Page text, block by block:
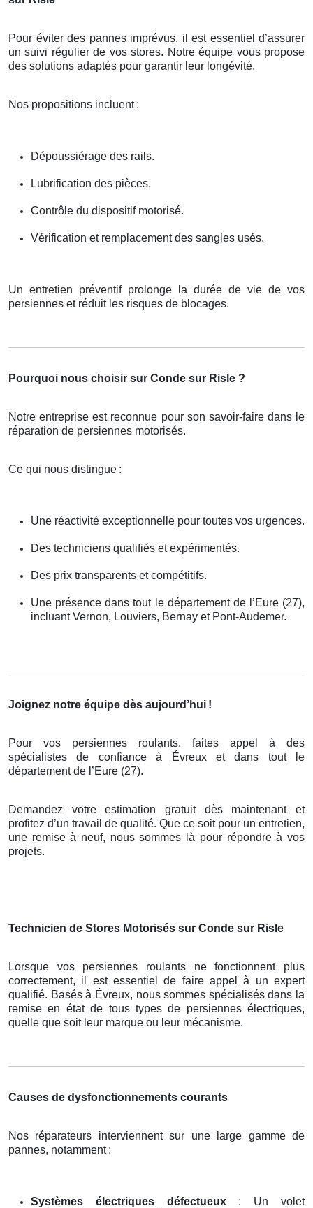
Pour éviter des pannes imprévus, il est essentiel d’assurer
un suivi régulier de vos stores. Notre équipe vous propose
des solutions adaptés pour garantir leur longévité.
Nos propositions incluent :
Dépoussiérage des rails.
Lubrification des pièces.
Contrôle du dispositif motorisé.
Vérification et remplacement des sangles usés.
Un entretien préventif prolonge la durée de vie de vos
persiennes et réduit les risques de blocages.
Pourquoi nous choisir sur Conde sur Risle ?
Notre entreprise est reconnue pour son savoir-faire dans le
réparation de persiennes motorisés.
Ce qui nous distingue :
Une réactivité exceptionnelle pour toutes vos urgences.
Des techniciens qualifiés et expérimentés.
Des prix transparents et compétitifs.
Une présence dans tout le département de l’Eure (27),
incluant Vernon, Louviers, Bernay et Pont-Audemer.
Joignez notre équipe dès aujourd’hui !
Pour vos persiennes roulants, faites appel à des
spécialistes de confiance à Évreux et dans tout le
département de l’Eure (27).
Demandez votre estimation gratuit dès maintenant et
profitez d’un travail de qualité. Que ce soit pour un entretien,
une remise à neuf, nous sommes là pour répondre à vos
projets.
Technicien de Stores Motorisés sur Conde sur Risle
Lorsque vos persiennes roulants ne fonctionnent plus
correctement, il est essentiel de faire appel à un expert
qualifié. Basés à Évreux, nous sommes spécialisés dans la
remise en état de tous types de persiennes électriques,
quelle que soit leur marque ou leur mécanisme.
Causes de dysfonctionnements courants
Nos réparateurs interviennent sur une large gamme de
pannes, notamment :
Systèmes électriques défectueux: Un volet